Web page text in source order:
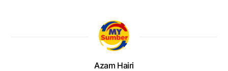
Azam Hairi